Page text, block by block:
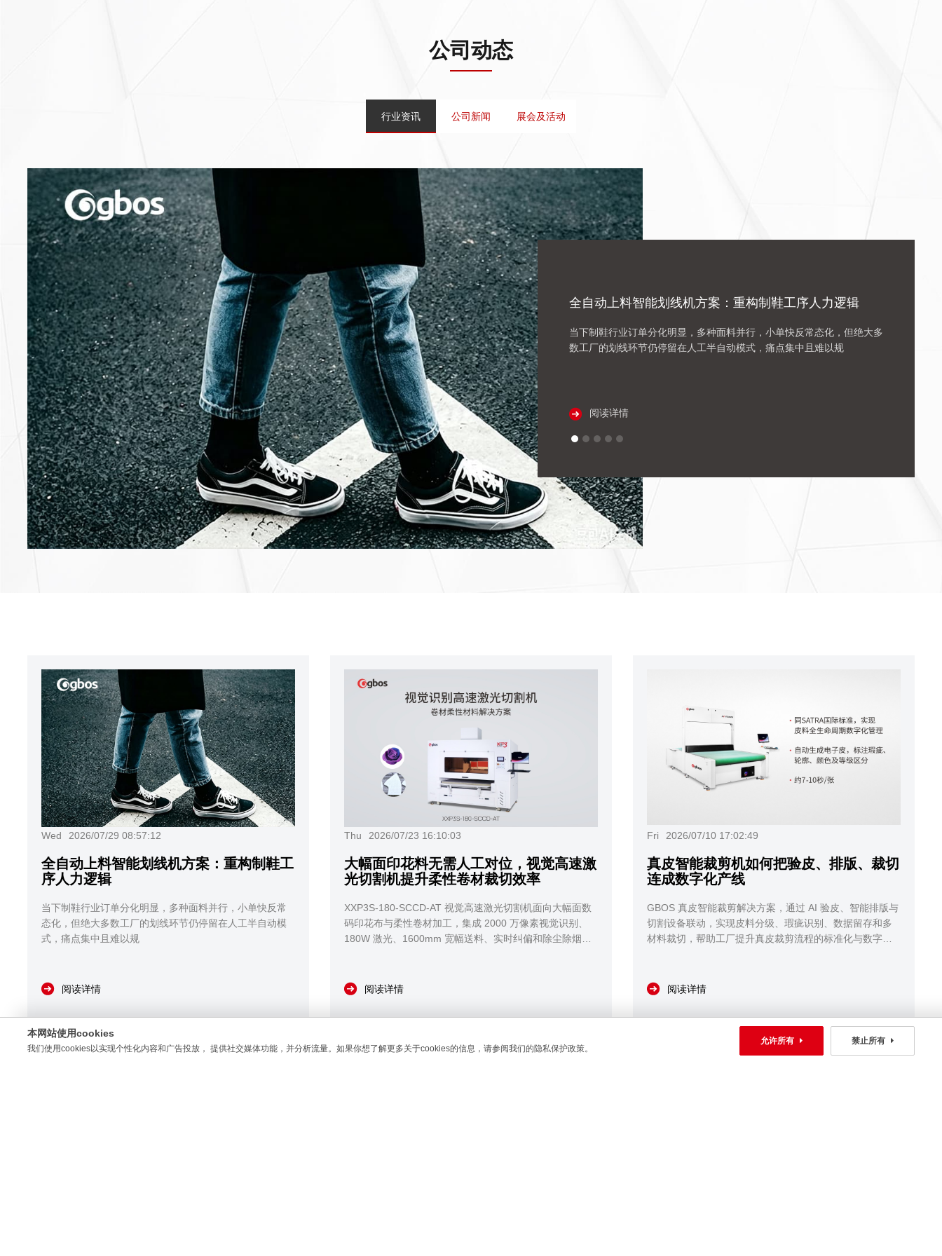
公司动态
行业资讯 公司新闻 展会及活动
全自动上料智能划线机方案：重构制鞋工序人力逻辑
当下制鞋行业订单分化明显，多种面料并行，小单快反常态化，但绝大多
数工厂的划线环节仍停留在人工半自动模式，痛点集中且难以规
阅读详情
Wed 2026/07/29 08:57:12
全自动上料智能划线机方案：重构制鞋工
序人力逻辑
当下制鞋行业订单分化明显，多种面料并行，小单快反常
态化，但绝大多数工厂的划线环节仍停留在人工半自动模
式，痛点集中且难以规
阅读详情
Thu 2026/07/23 16:10:03
大幅面印花料无需人工对位，视觉高速激
光切割机提升柔性卷材裁切效率
XXP3S-180-SCCD-AT 视觉高速激光切割机面向大幅面数
码印花布与柔性卷材加工，集成 2000 万像素视觉识别、
180W 激光、1600mm 宽幅送料、实时纠偏和除尘除烟功
阅读详情
Fri 2026/07/10 17:02:49
真皮智能裁剪机如何把验皮、排版、裁切
连成数字化产线
GBOS 真皮智能裁剪解决方案，通过 AI 验皮、智能排版与
切割设备联动，实现皮料分级、瑕疵识别、数据留存和多
材料裁切，帮助工厂提升真皮裁剪流程的标准化与数字化
阅读详情
本网站使用cookies
我们使用cookies以实现个性化内容和广告投放， 提供社交媒体功能，并分析流量。如果你想了解更多关于cookies的信息，请参阅我们的隐私保护政策。
允许所有 禁止所有